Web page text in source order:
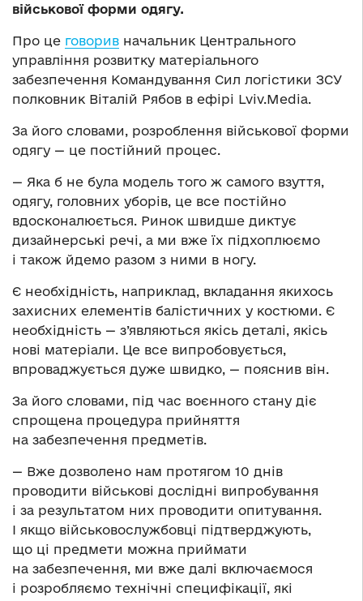
військової форми одягу.
Про це говорив начальник Центрального
управління розвитку матеріального
забезпечення Командування Сил логістики ЗСУ
полковник Віталій Рябов в ефірі Lviv.Media.
За його словами, розроблення військової форми
одягу — це постійний процес.
— Яка б не була модель того ж самого взуття,
одягу, головних уборів, це все постійно
вдосконалюється. Ринок швидше диктує
дизайнерські речі, а ми вже їх підхоплюємо
і також йдемо разом з ними в ногу.
Є необхідність, наприклад, вкладання якихось
захисних елементів балістичних у костюми. Є
необхідність — з’являються якісь деталі, якісь
нові матеріали. Це все випробовується,
впроваджується дуже швидко, — пояснив він.
За його словами, під час воєнного стану діє
спрощена процедура прийняття
на забезпечення предметів.
— Вже дозволено нам протягом 10 днів
проводити військові дослідні випробування
і за результатом них проводити опитування.
І якщо військовослужбовці підтверджують,
що ці предмети можна приймати
на забезпечення, ми вже далі включаємося
і розробляємо технічні специфікації, які